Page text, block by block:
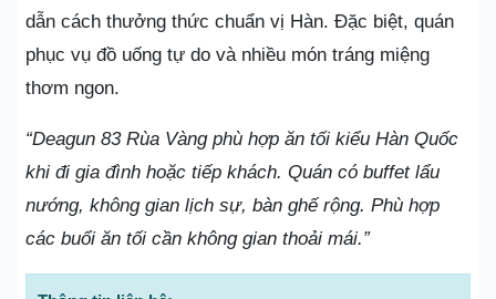
dẫn cách thưởng thức chuẩn vị Hàn. Đặc biệt, quán
phục vụ đồ uống tự do và nhiều món tráng miệng
thơm ngon.
“Deagun 83 Rùa Vàng phù hợp ăn tối kiểu Hàn Quốc
khi đi gia đình hoặc tiếp khách. Quán có buffet lẩu
nướng, không gian lịch sự, bàn ghế rộng. Phù hợp
các buổi ăn tối cần không gian thoải mái.”